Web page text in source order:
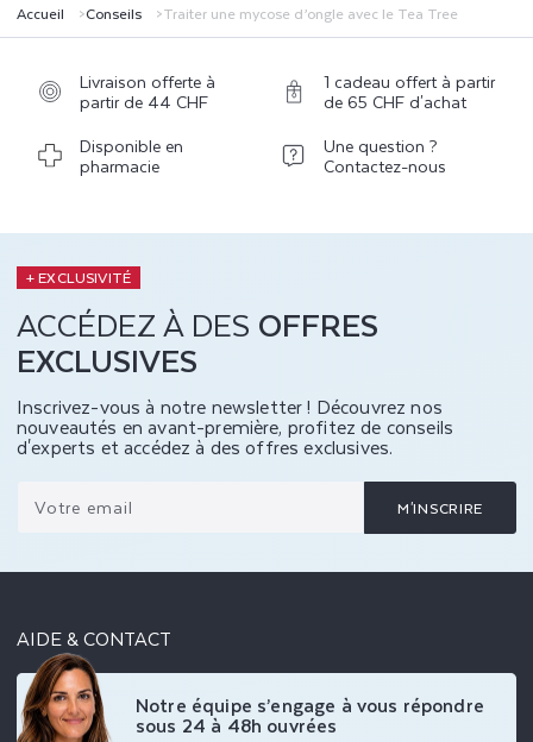
Accueil Conseils Traiter une mycose d’ongle avec le Tea Tree
Livraison offerte à
partir de 44 CHF
1 cadeau offert à partir
de 65 CHF d'achat
Disponible en
pharmacie
Une question ?
Contactez-nous
+ EXCLUSIVITÉ
ACCÉDEZ À DES OFFRES
EXCLUSIVES
Inscrivez-vous à notre newsletter ! Découvrez nos
nouveautés en avant-première, profitez de conseils
d'experts et accédez à des offres exclusives.
Votre email M'INSCRIRE
AIDE & CONTACT
Notre équipe s’engage à vous répondre
sous 24 à 48h ouvrées